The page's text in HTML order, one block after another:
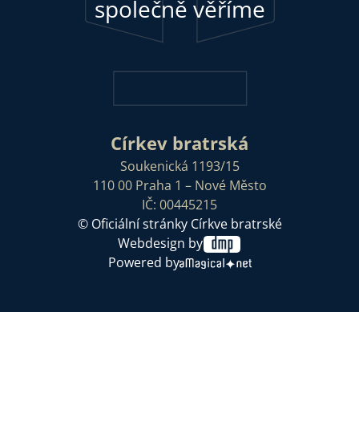
společně věříme
Církev bratrská
Soukenická 1193/15
110 00 Praha 1 – Nové Město
IČ: 00445215
© Oficiální stránky Církve bratrské
Webdesign by
Powered by